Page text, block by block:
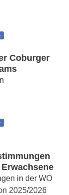
Coburger
in der WO
2025/2026